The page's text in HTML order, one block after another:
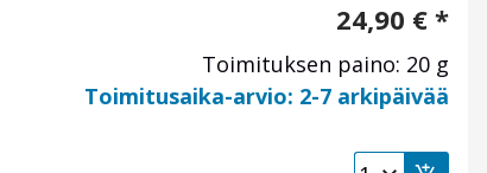
24,90 € *
Toimituksen paino: 20 g
Toimitusaika-arvio: 2-7 arkipäivää